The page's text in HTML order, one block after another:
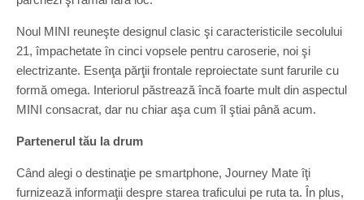
Noul MINI reuneşte designul clasic şi caracteristicile secolului
21, împachetate în cinci vopsele pentru caroserie, noi şi
electrizante. Esenţa părţii frontale reproiectate sunt farurile cu
formă omega. Interiorul păstrează încă foarte mult din aspectul
MINI consacrat, dar nu chiar aşa cum îl ştiai până acum.
Partenerul tău la drum
Când alegi o destinaţie pe smartphone, Journey Mate îţi
furnizează informaţii despre starea traficului pe ruta ta. În plus,